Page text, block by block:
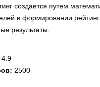
создается путем
в формировании
результаты.
4.9
2500